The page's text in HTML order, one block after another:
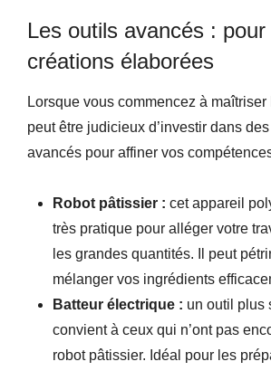
Les outils avancés : pour
créations élaborées
Lorsque vous commencez à maîtriser
peut être judicieux d’investir dans
avancés pour affiner vos
Robot pâtissier : cet appareil
très pratique pour alléger votre
les grandes quantités. Il peut
mélanger vos ingrédients
Batteur électrique : un outil plus
convient à ceux qui n’ont pas
robot pâtissier. Idéal pour les